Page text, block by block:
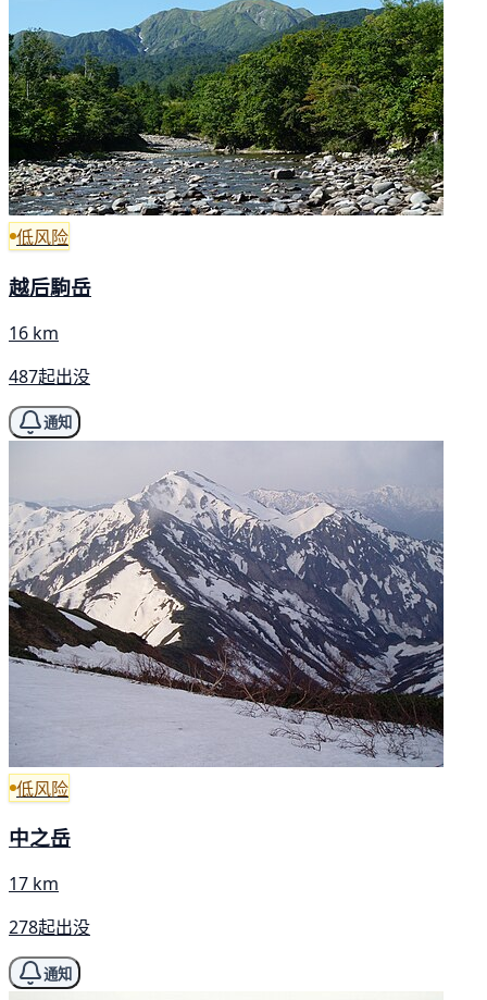
低风险
越后駒岳
16 km
487起出没
通知
低风险
中之岳
17 km
278起出没
通知